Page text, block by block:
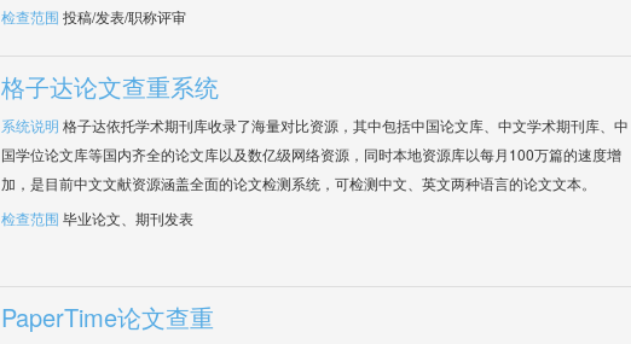
检查范围 投稿/发表/职称评审
格子达论文查重系统
系统说明 格子达依托学术期刊库收录了海量对比资源，其中包括中国论文库、中文学术期刊库、中
国学位论文库等国内齐全的论文库以及数亿级网络资源，同时本地资源库以每月100万篇的速度增
加，是目前中文文献资源涵盖全面的论文检测系统，可检测中文、英文两种语言的论文文本。
检查范围 毕业论文、期刊发表
PaperTime论文查重